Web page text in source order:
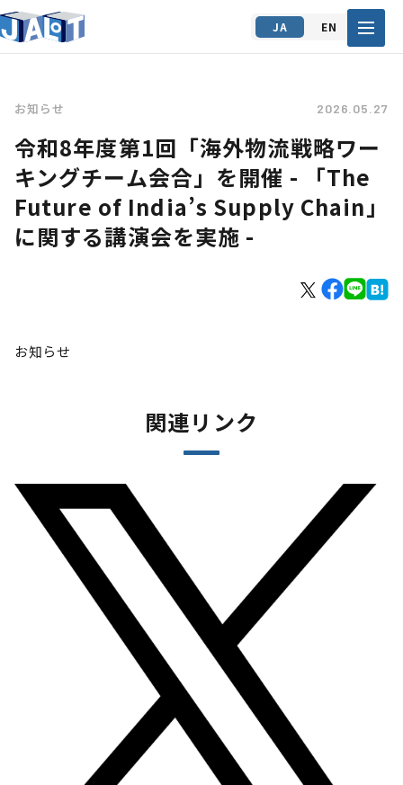
JA EN
お知らせ 2026.05.27
令和8年度第1回「海外物流戦略ワー
キングチーム会合」を開催 - 「The
Future of India’s Supply Chain」
に関する講演会を実施 -
お知らせ
関連リンク